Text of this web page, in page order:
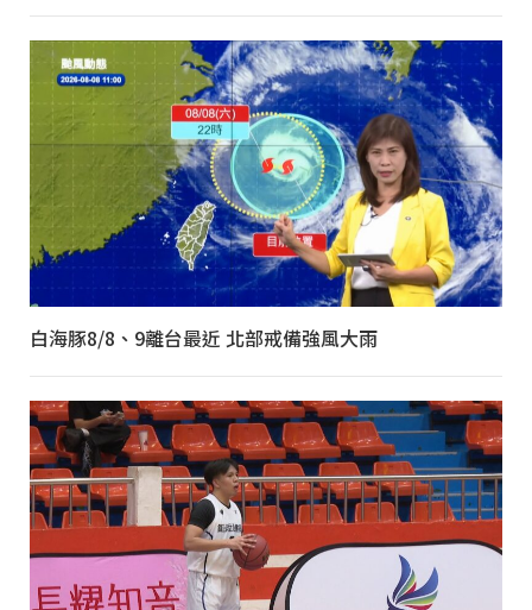
白海豚8/8、9離台最近 北部戒備強風大雨